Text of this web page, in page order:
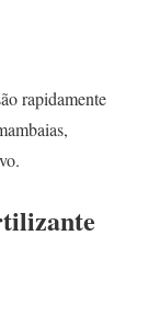
rapidamente